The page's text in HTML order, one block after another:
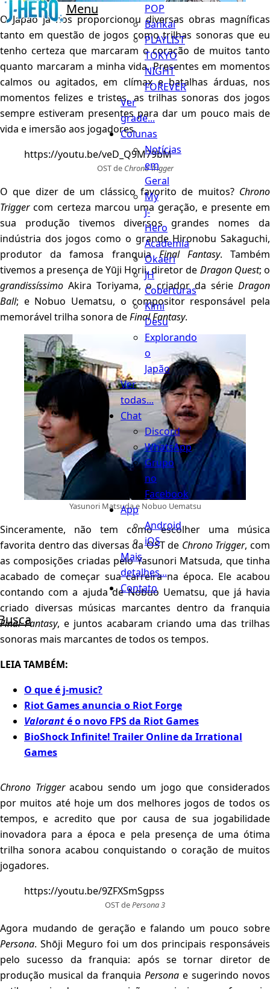
Menu
POP
Bankai
PLAYLIST
TOKYO
NIGHT
FOREVER
Ver
grade...
Colunas
Notícias
em
Geral
My
J-
Hero
Academia
Okaeri
JH
Coberturas
Kimi
Desu
Explorando
o
Japão
Ver
todas...
Chat
Discord
WhatsApp
Grupo
no
Facebook
App
Android
iOS
Mais
detalhes...
Contato
O Japão já nos proporcionou diversas obras magníficas
tanto em questão de jogos como trilhas sonoras que eu
tenho certeza que marcaram o coração de muitos tanto
quanto marcaram a minha vida. Presentes em momentos
calmos ou agitados, em clímax e batalhas árduas, nos
momentos felizes e tristes, as trilhas sonoras dos jogos
sempre estiveram presentes para dar um pouco mais de
vida e imersão aos jogadores.
https://youtu.be/veD_Q9M79bM
OST de Chrono Trigger
O que dizer de um clássico favorito de muitos? Chrono
Triggercom certeza marcou uma geração, e presente em
sua produção tivemos diversos grandes nomes da
indústria dos jogos como o grande Hironobu Sakaguchi,
produtor da famosa franquiaFinal Fantasy. Também
tivemos a presença de Yūji Horii, diretor de Dragon Quest; o
grandissíssimo Akira Toriyama, o criador da série Dragon
Ball; e Nobuo Uematsu, o compositor responsável pela
memorável trilha sonora deFinal Fantasy.
Yasunori Matsuda e Nobuo Uematsu
Sinceramente, não tem como escolher uma música
favorita dentro das diversas da OST de Chrono Trigger, com
as composições criadas pelo Yasunori Matsuda, que tinha
acabado de começar sua carreira na época. Ele acabou
contando com a ajuda de Nobuo Uematsu, que já havia
criado diversas músicas marcantes dentro da franquia
Final Fantasy, e juntos acabaram criando uma das trilhas
sonoras mais marcantes de todos os tempos.
LEIA TAMBÉM:
O que é j-music?
Riot Games anuncia o Riot Forge
Valoranté o novo FPS da Riot Games
BioShock Infinite! Trailer Online da Irrational
Games
Chrono Triggeracabou sendo um jogo que considerados
por muitos até hoje um dos melhores jogos de todos os
tempos, e acredito que por causa de sua jogabilidade
inovadora para a época e pela presença de uma ótima
trilha sonora acabou conquistando o coração de muitos
jogadores.
https://youtu.be/9ZFXSmSgpss
OST dePersona 3
Agora mudando de geração e falando um pouco sobre
Persona. Shōji Meguro foi um dos principais responsáveis
pelo sucesso da franquia: após se tornar diretor de
produção musical da franquia Persona e sugerindo novos